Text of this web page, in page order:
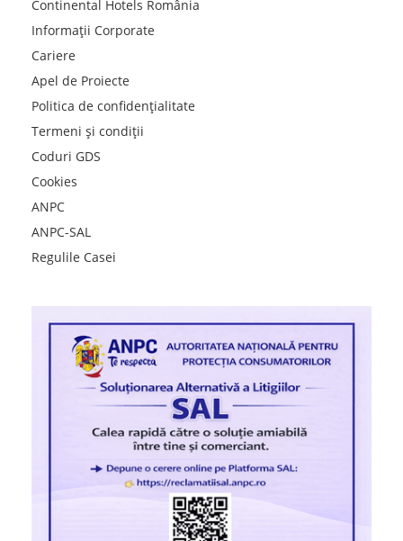
Continental Hotels România
Informații Corporate
Cariere
Apel de Proiecte
Politica de confidențialitate
Termeni și condiții
Coduri GDS
Cookies
ANPC
ANPC-SAL
Regulile Casei